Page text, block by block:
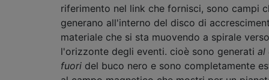
riferimento nel link che fornisci, sono campi
generano all'interno del disco di
materiale che si sta muovendo a spirale verso
l'orizzonte degli eventi. cioè sono generati al
fuori del buco nero e sono completamente